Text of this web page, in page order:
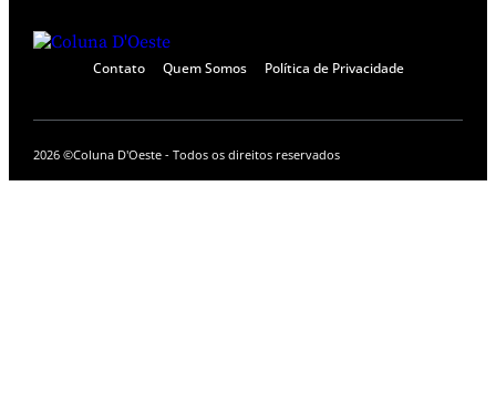
Contato Quem Somos Política de Privacidade
2026 ©Coluna D'Oeste - Todos os direitos reservados